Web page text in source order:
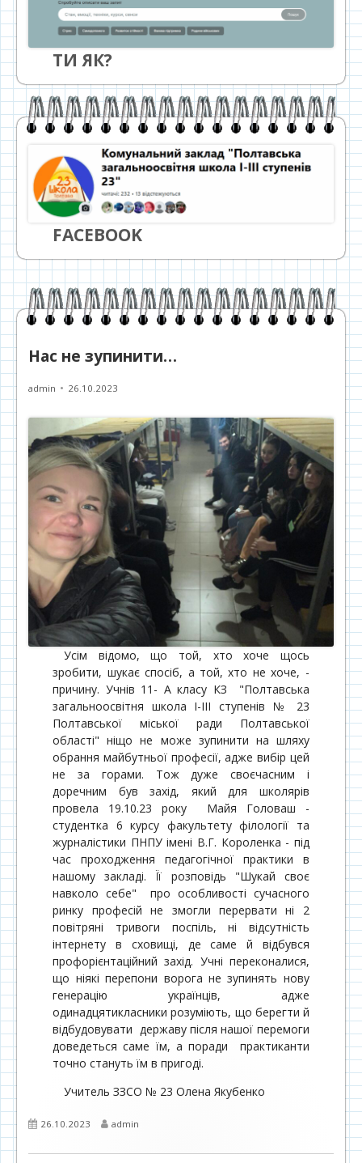
ТИ ЯК?
FACEBOOK
Нас не зупинити…
Автор
admin Опубліковано
26.10.2023
Усім відомо, що той, хто хоче щось
зробити, шукає спосіб, а той, хто не хоче, -
причину. Учнів 11- А класу КЗ "Полтавська
загальноосвітня школа І-ІІІ ступенів № 23
Полтавської міської ради Полтавської
області" ніщо не може зупинити на шляху
обрання майбутньої професії, адже вибір цей
не за горами. Тож дуже своєчасним і
доречним був захід, який для школярів
провела 19.10.23 року Майя Головаш -
студентка 6 курсу факультету філології та
журналістики ПНПУ імені В.Г. Короленка - під
час проходження педагогічної практики в
нашому закладі. Її розповідь "Шукай своє
навколо себе" про особливості сучасного
ринку професій не змогли перервати ні 2
повітряні тривоги поспіль, ні відсутність
інтернету в сховищі, де саме й відбувся
профорієнтаційний захід. Учні переконалися,
що ніякі перепони ворога не зупинять нову
генерацію українців, адже
одинадцятикласники розуміють, що берегти й
відбудовувати державу після нашої перемоги
доведеться саме їм, а поради практиканти
точно стануть їм в пригоді.
Учитель ЗЗСО № 23 Олена Якубенко
Опубліковано
26.10.2023 Автор
admin